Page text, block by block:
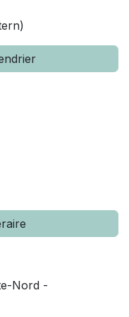
)
Nord -